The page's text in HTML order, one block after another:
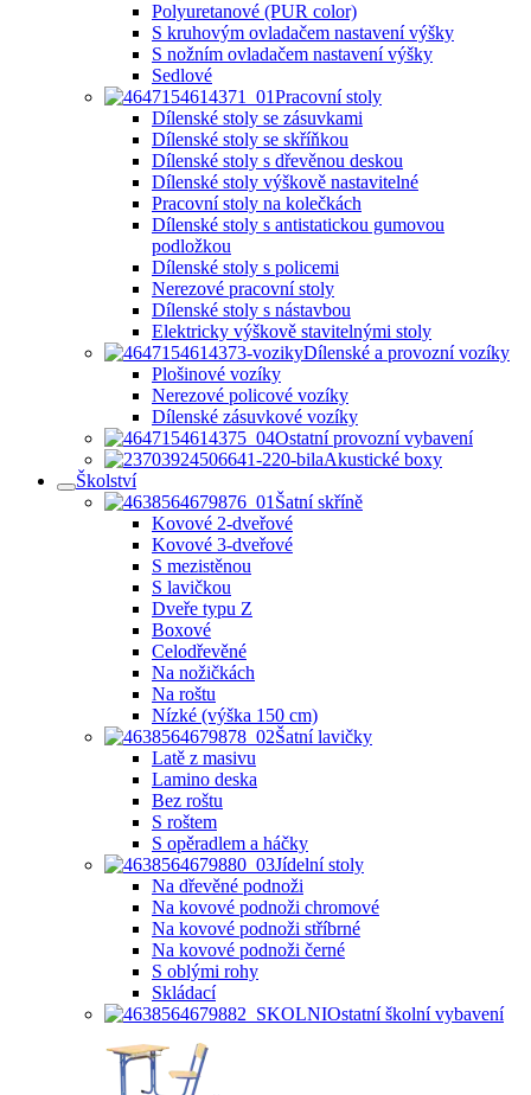
Polyuretanové (PUR color)
S kruhovým ovladačem nastavení výšky
S nožním ovladačem nastavení výšky
Sedlové
Pracovní stoly
Dílenské stoly se zásuvkami
Dílenské stoly se skříňkou
Dílenské stoly s dřevěnou deskou
Dílenské stoly výškově nastavitelné
Pracovní stoly na kolečkách
Dílenské stoly s antistatickou gumovou
podložkou
Dílenské stoly s policemi
Nerezové pracovní stoly
Dílenské stoly s nástavbou
Elektricky výškově stavitelnými stoly
Dílenské a provozní vozíky
Plošinové vozíky
Nerezové policové vozíky
Dílenské zásuvkové vozíky
Ostatní provozní vybavení
Akustické boxy
Školství
Šatní skříně
Kovové 2-dveřové
Kovové 3-dveřové
S mezistěnou
S lavičkou
Dveře typu Z
Boxové
Celodřevěné
Na nožičkách
Na roštu
Nízké (výška 150 cm)
Šatní lavičky
Latě z masivu
Lamino deska
Bez roštu
S roštem
S opěradlem a háčky
Jídelní stoly
Na dřevěné podnoži
Na kovové podnoži chromové
Na kovové podnoži stříbrné
Na kovové podnoži černé
S oblými rohy
Skládací
Ostatní školní vybavení